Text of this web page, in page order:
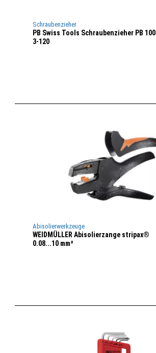
Schraubenzieher
PB Swiss Tools Schraubenzieher PB 100
3-120
Abisolierwerkzeuge
WEIDMÜLLER Abisolierzange stripax®
0.08...10 mm²